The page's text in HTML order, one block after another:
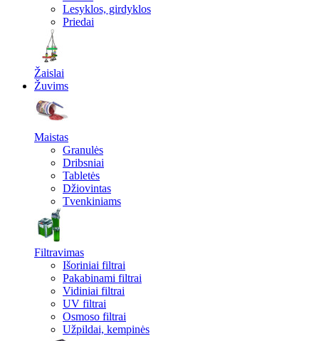
Lesyklos, girdyklos
Priedai
Žaislai
Žuvims
Maistas
Granulės
Dribsniai
Tabletės
Džiovintas
Tvenkiniams
Filtravimas
Išoriniai filtrai
Pakabinami filtrai
Vidiniai filtrai
UV filtrai
Osmoso filtrai
Užpildai, kempinės